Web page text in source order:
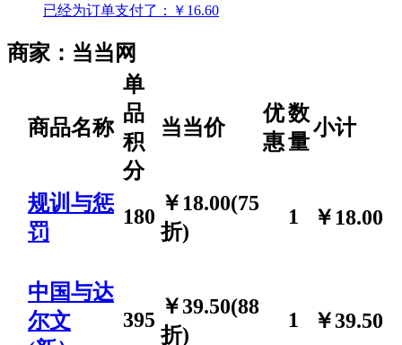
已经为订单支付了：￥16.60
商家： 当当网
商品名称
单
品
积
分
当当价
优
惠
数
量
小计
规训与惩
罚
180
￥18.00(75
折)
1 ￥18.00
中国与达
尔文
395
￥39.50(88
折)
1 ￥39.50